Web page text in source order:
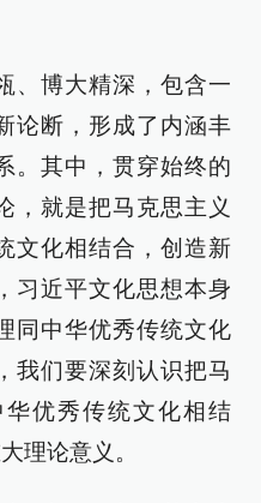
、博大精深，包含一
论断，形成了内涵丰
。其中，贯穿始终的
，就是把马克思主义
文化相结合，创造新
习近平文化思想本身
同中华优秀传统文化
我们要深刻认识把马
优秀传统文化相结
理论意义。